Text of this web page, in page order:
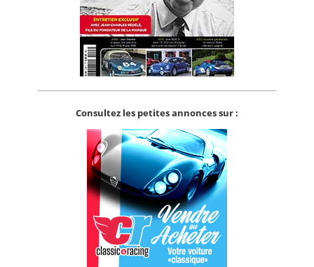
Consultez les petites annonces sur :